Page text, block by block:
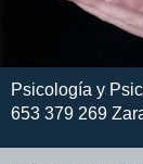
Psicología y
653 379 269